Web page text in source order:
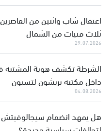
اعتقال شاب واثنين من
ثلاث فتيات من الشمال
29.07.2026
الشرطة تكشف هوية
داخل مكتبه بريشون لتسيون
04.08.2026
هل يمهد انضمام سيجالوفيتش